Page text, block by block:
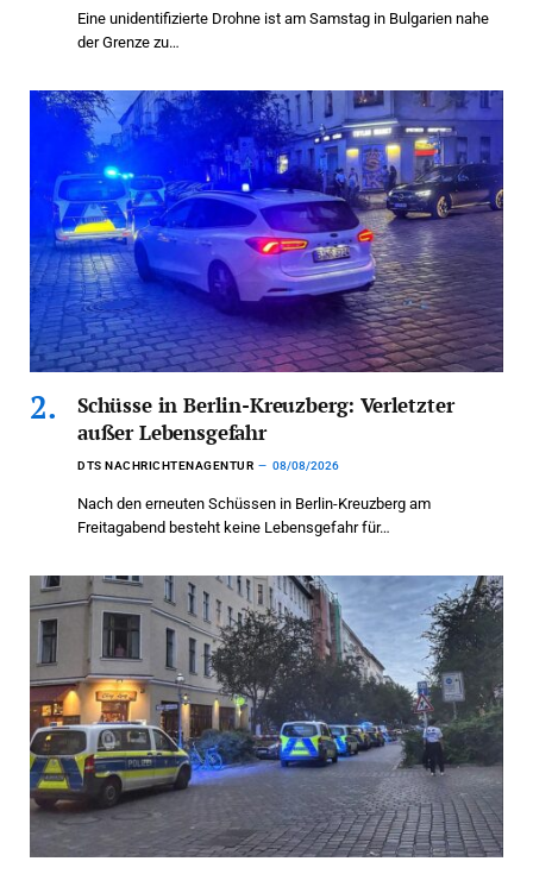
Eine unidentifizierte Drohne ist am Samstag in Bulgarien nahe
der Grenze zu…
Schüsse in Berlin-Kreuzberg: Verletzter
außer Lebensgefahr
DTS NACHRICHTENAGENTUR 08/08/2026
Nach den erneuten Schüssen in Berlin-Kreuzberg am
Freitagabend besteht keine Lebensgefahr für…